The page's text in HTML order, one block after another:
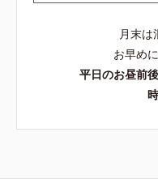
月末は
お早め
平日のお昼前